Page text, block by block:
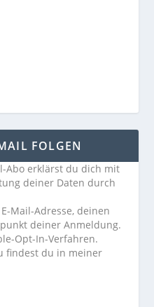
FOLGEN
Abo erklärst du dich mit
deiner Daten durch
Mail-Adresse, deinen
deiner Anmeldung.
Opt-In-Verfahren.
findest du in meiner